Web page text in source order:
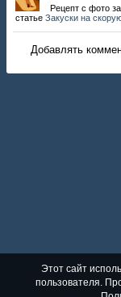
Рецепт с фото
статье Закуски на
Добавлять
Этот сайт
пользователя.